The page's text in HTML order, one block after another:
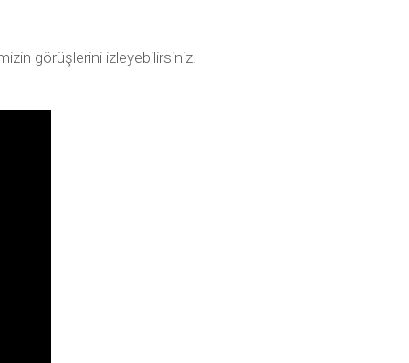
görüşlerini izleyebilirsiniz.